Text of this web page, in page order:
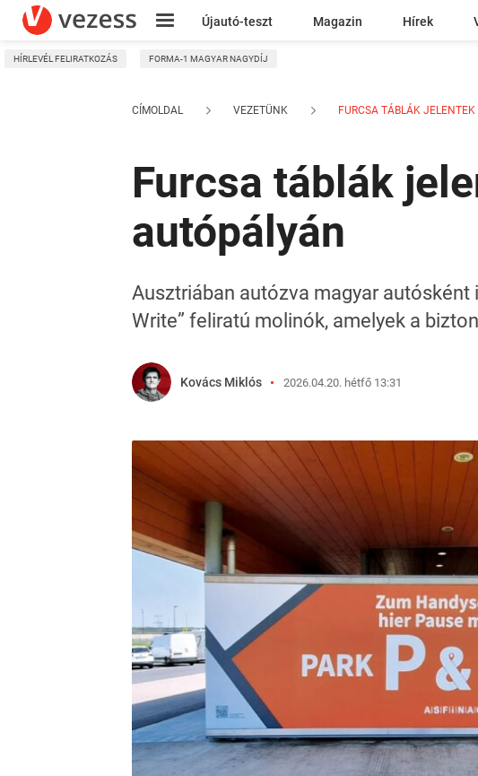
Újautó-teszt Magazin Hírek
Kresz
HÍRLEVÉL FELIRATKOZÁS FORMA-1 MAGYAR NAGYDÍJ
CÍMOLDAL VEZETÜNK FURCSA TÁBLÁK JELENTEK
Furcsa táblák
autópályán
Ausztriában autózva magyar
Write” feliratú molinók, amelyek a
Kovács Miklós 2026.04.20. hétfő 13:31